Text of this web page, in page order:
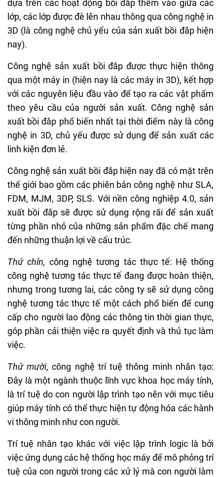
dựa trên các hoạt động bồi đắp thêm vào giữa các
lớp, các lớp được đè lên nhau thông qua công nghệ in
3D (là công nghệ chủ yếu của sản xuất bồi đắp hiện
nay).
Công nghệ sản xuất bồi đắp được thực hiện thông
qua một máy in (hiện nay là các máy in 3D), kết hợp
với các nguyên liệu đầu vào để tạo ra các vật phẩm
theo yêu cầu của người sản xuất. Công nghệ sản
xuất bồi đắp phổ biến nhất tại thời điểm này là công
nghệ in 3D, chủ yếu được sử dụng để sản xuất các
linh kiện đơn lẻ.
Công nghệ sản xuất bồi đắp hiện nay đã có mặt trên
thế giới bao gồm các phiên bản công nghệ như SLA,
FDM, MJM, 3DP, SLS. Với nền công nghiệp 4.0, sản
xuất bồi đắp sẽ được sử dụng rộng rãi để sản xuất
từng phần nhỏ của những sản phẩm đặc chế mang
đến những thuận lợi về cấu trúc.
Thứ chín, công nghệ tương tác thực tế: Hệ thống
công nghệ tương tác thực tế đang được hoàn thiện,
nhưng trong tương lai, các công ty sẽ sử dụng công
nghệ tương tác thực tế một cách phổ biến để cung
cấp cho người lao động các thông tin thời gian thực,
góp phần cải thiện việc ra quyết định và thủ tục làm
việc.
Thứ mười, công nghệ trí tuệ thông minh nhân tạo:
Đây là một ngành thuộc lĩnh vực khoa học máy tính,
là trí tuệ do con người lập trình tạo nên với mục tiêu
giúp máy tính có thể thực hiện tự động hóa các hành
vi thông minh như con người.
Trí tuệ nhân tạo khác với việc lập trình logic là bởi
việc ứng dụng các hệ thống học máy để mô phỏng trí
tuệ của con người trong các xử lý mà con người làm